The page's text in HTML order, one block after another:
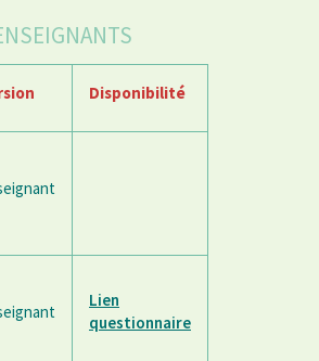
Disponibilité
Lien
questionnaire